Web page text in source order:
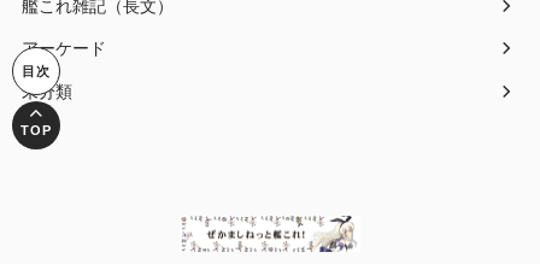
艦これ雑記（長文）
アーケード
未分類